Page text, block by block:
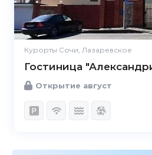
Курорты Сочи, Лазаревское
Гостиница
Открытие август